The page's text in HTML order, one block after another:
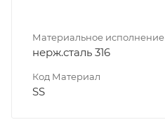
Материальное исполнение
нерж.сталь 316
Код Материал
SS